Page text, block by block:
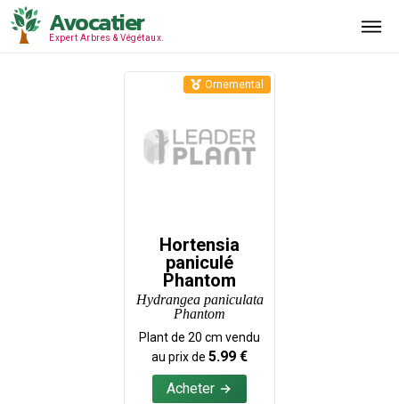
Avocatier
Expert Arbres & Végétaux.
Hortensia
paniculé
Phantom
Hydrangea paniculata
Phantom
Plant de 20 cm vendu
au prix de 5.99 €
Acheter
Ornemental